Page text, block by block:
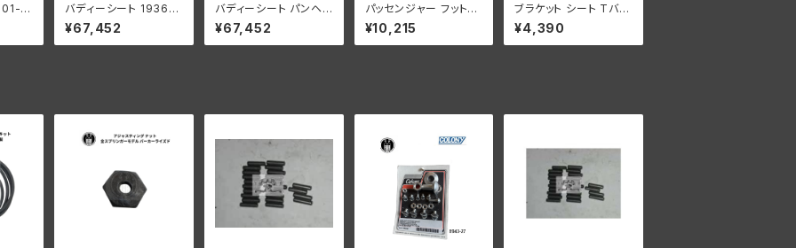
2
52
バディーシート 1936年
以降 スカート ドット付
き 革製
¥67,452
バディーシート パンヘッ
ドモデル 1948-56年ス
タイル
¥67,452
パッセンジャー フットレ
スト 2個セット クローム
メッキ 45モデル用
¥10,215
ブラケット シート Tバー
前側 マウント用 ハーレ
ーダビッドソン 1936-5
2年 EL UL ビッグツイ
¥4,390